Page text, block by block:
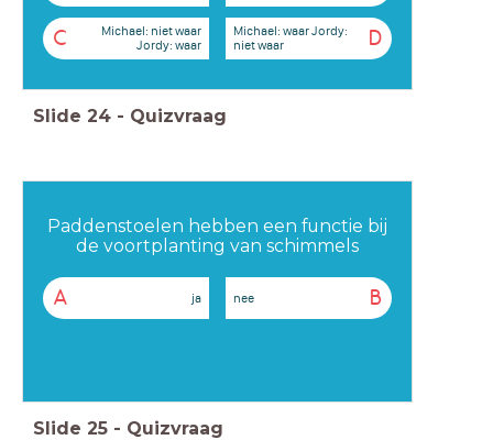
C
Michael: niet waar
Jordy: waar
D
Michael: waar Jordy:
niet waar
Slide 24 - Quizvraag
Paddenstoelen hebben een functie bij
de voortplanting van schimmels
A ja B
nee
Slide 25 - Quizvraag